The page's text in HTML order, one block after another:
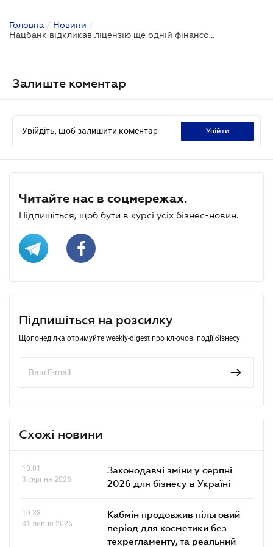
Головна / Новини /
Нацбанк відкликав ліцензію ще одній фінансовій компанії
Залиште коментар
Увійдіть, щоб залишити коментар увійти
Читайте нас в соцмережах.
Підпишіться, щоб бути в курсі усіх бізнес-новин.
Підпишіться на розсилку
Щопонеділка отримуйте weekly-digest про ключові події бізнесу
Схожі новини
10.01
3 серпня 2026
Законодавчі зміни у серпні
2026 для бізнесу в Україні
10.38
31 липня 2026
Кабмін продовжив пільговий
період для косметики без
техрегламенту, та реальний